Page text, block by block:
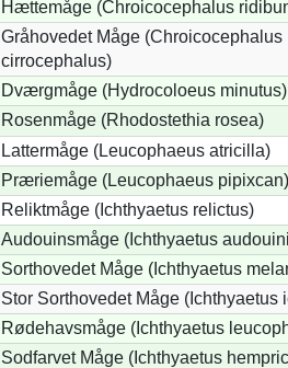
Hættemåge (Chroicocephalus
Gråhovedet Måge (Chroicocephalus
cirrocephalus)
Dværgmåge (Hydrocoloeus minutus)
Rosenmåge (Rhodostethia rosea)
Lattermåge (Leucophaeus atricilla)
Præriemåge (Leucophaeus pipixcan)
Reliktmåge (Ichthyaetus relictus)
Audouinsmåge (Ichthyaetus
Sorthovedet Måge (Ichthyaetus
Stor Sorthovedet Måge (Ichthyaetus
Rødehavsmåge (Ichthyaetus
Sodfarvet Måge (Ichthyaetus